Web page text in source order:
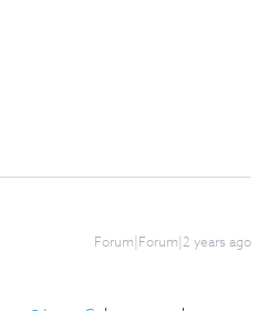
Forum|Forum|2 years ago